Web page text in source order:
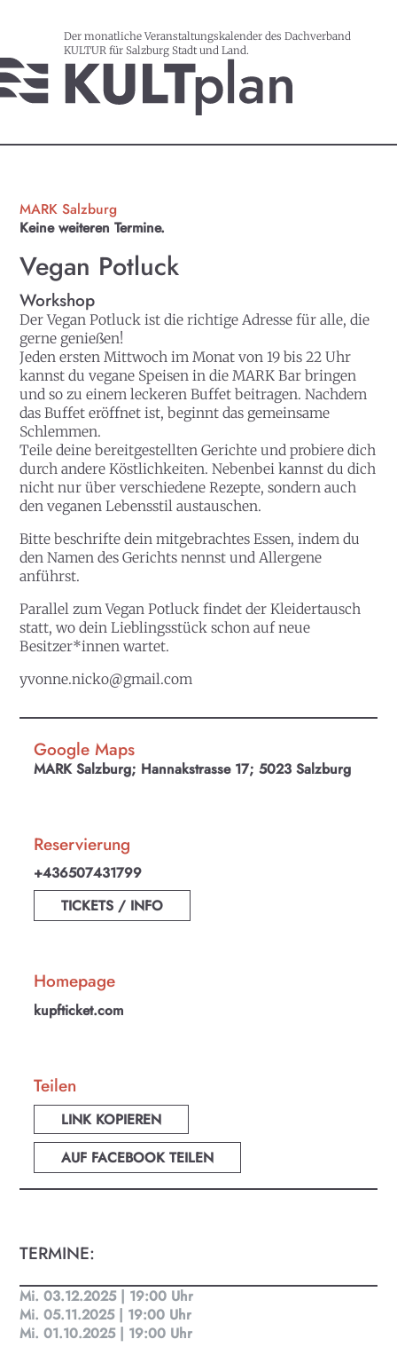
Der monatliche Veranstaltungskalender des Dachverband
KULTUR für Salzburg Stadt und Land.
MARK Salzburg
Keine weiteren Termine.
Vegan Potluck
Workshop
Der Vegan Potluck ist die richtige Adresse für alle, die
gerne genießen!
Jeden ersten Mittwoch im Monat von 19 bis 22 Uhr
kannst du vegane Speisen in die MARK Bar bringen
und so zu einem leckeren Buffet beitragen. Nachdem
das Buffet eröffnet ist, beginnt das gemeinsame
Schlemmen.
Teile deine bereitgestellten Gerichte und probiere dich
durch andere Köstlichkeiten. Nebenbei kannst du dich
nicht nur über verschiedene Rezepte, sondern auch
den veganen Lebensstil austauschen.
Bitte beschrifte dein mitgebrachtes Essen, indem du
den Namen des Gerichts nennst und Allergene
anführst.
Parallel zum Vegan Potluck findet derKleidertausch
statt, wo dein Lieblingsstück schon auf neue
Besitzer*innen wartet.
yvonne.nicko@gmail.com
Google Maps
MARK Salzburg; Hannakstrasse 17; 5023 Salzburg
Reservierung
+436507431799
TICKETS / INFO
Homepage
kupfticket.com
Teilen
LINK KOPIEREN
AUF FACEBOOK TEILEN
TERMINE:
Mi. 03.12.2025 | 19:00 Uhr
Mi. 05.11.2025 | 19:00 Uhr
Mi. 01.10.2025 | 19:00 Uhr
KULTplan ABO
Kultur in Salzburg auf einen Blick
Finde täglich bis zu 50 Veranstaltungen in Stadt